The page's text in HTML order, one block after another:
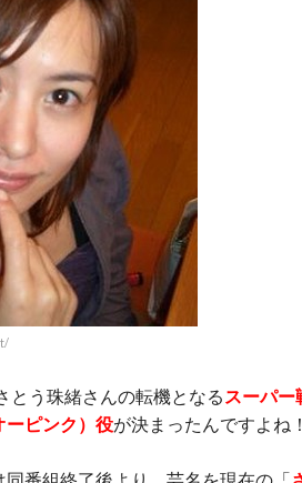
とう珠緒さんの転機となる スーパー
ーピンク）役が決まったんですよね！